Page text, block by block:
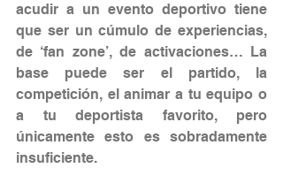
acudir a un evento deportivo tiene
que ser un cúmulo de experiencias,
de ‘fan zone’, de activaciones… La
base puede ser el partido, la
competición, el animar a tu equipo o
a tu deportista favorito, pero
únicamente esto es sobradamente
insuficiente.